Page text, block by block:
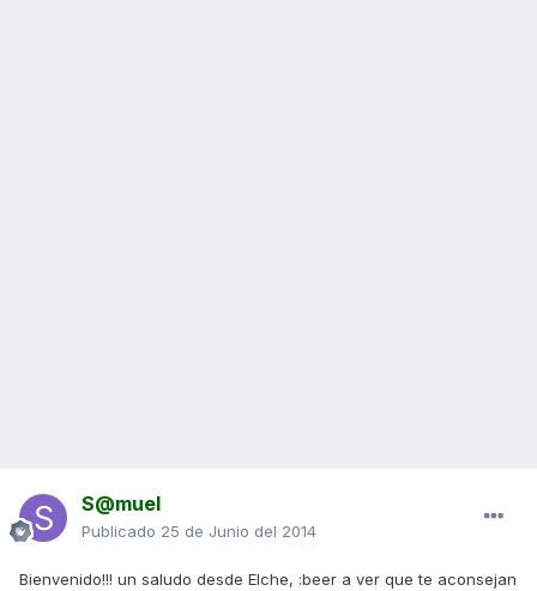
S@muel
Publicado 25 de Junio del 2014
Bienvenido!!! un saludo desde Elche, :beer a ver que te aconsejan